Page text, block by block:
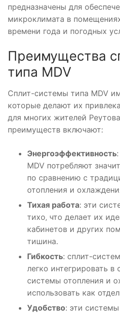
предназначены для
микроклимата в
времени года и погодных
Преимущества
типа MDV
Сплит-системы типа MDV
которые делают их
для многих жителей
преимуществ включают:
Энергоэффективность
MDV потребляют
по сравнению с
отопления и
Тихая работа: эти
тихо‚ что делает их
кабинетов и других
тишина.
Гибкость: сплит-
легко интегрировать
системы отопления и
использовать как
Удобство: эти